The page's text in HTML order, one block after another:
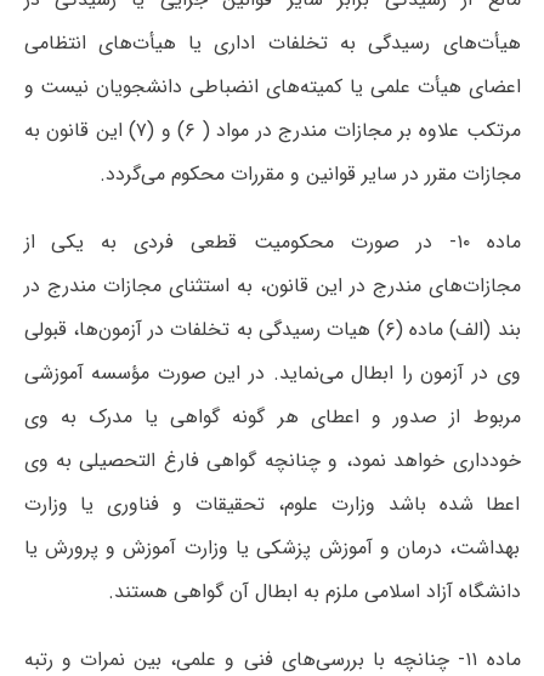
هیأت‌های رسیدگی به تخلفات اداری یا هیأت‌های انتظامی
اعضای هیأت علمی یا کمیته‌های انضباطی دانشجویان نیست و
مرتکب علاوه بر مجازات مندرج در مواد ( ۶) و (۷) این قانون به
مجازات مقرر در سایر قوانین و مقررات محکوم می‌گردد.
ماده ۱۰- در صورت محکومیت قطعی فردی به یکی از
مجازات‌های مندرج در این قانون، به استثنای مجازات مندرج در
بند (الف) ماده (۶) هیات رسیدگی به تخلفات در آزمون‌ها، قبولی
وی در آزمون را ابطال می‌نماید. در این صورت مؤسسه آموزشی
مربوط از صدور و اعطای هر گونه گواهی یا مدرک به وی
خودداری خواهد نمود، و چنانچه گواهی فارغ التحصیلی به وی
اعطا شده باشد وزارت علوم، تحقیقات و فناوری یا وزارت
بهداشت، درمان و آموزش پزشکی یا وزارت آموزش و پرورش یا
دانشگاه آزاد اسلامی ملزم به ابطال آن گواهی هستند.
ماده ۱۱- چنانچه با بررسی‌های فنی و علمی، بین نمرات و رتبه